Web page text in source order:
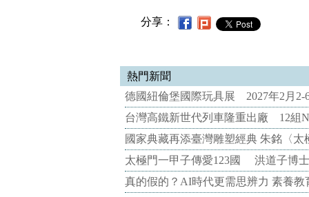
分享：
熱門新聞
德國紐倫堡國際玩具展 2027年2月2-
台灣高鐵新世代列車隆重出廠 12組
國家典藏再添臺灣雕塑經典 朱銘〈
太極門一甲子傳愛123國 洪道子博
真的假的？AI時代更需思辨力 素養